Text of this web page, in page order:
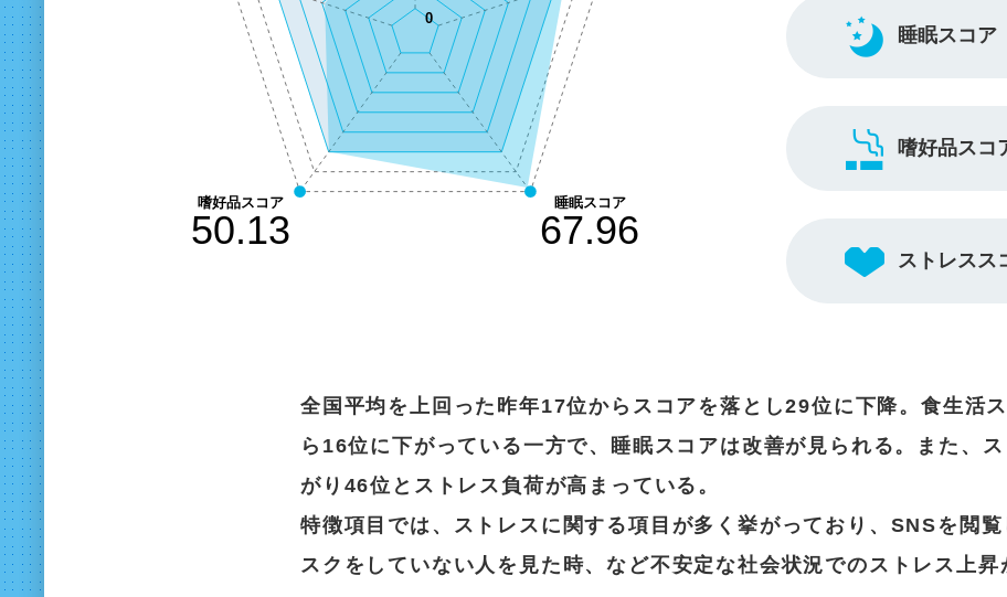
睡眠スコア
嗜好品スコ
ストレスス
全国平均を上回った昨年17位からスコアを落とし29位に下降。食生活
ら16位に下がっている一方で、睡眠スコアは改善が見られる。また、
がり46位とストレス負荷が高まっている。
特徴項目では、ストレスに関する項目が多く挙がっており、SNSを閲
スクをしていない人を見た時、など不安定な社会状況でのストレス上昇